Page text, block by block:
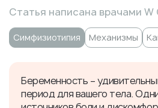
Статья написана врачами W
Симфизиотипия Механизмы
Беременность –
период для вашего тела.